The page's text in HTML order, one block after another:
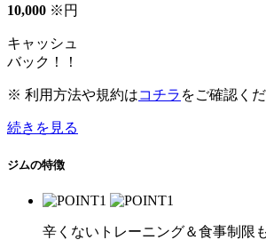
10,000 ※ 円
キャッシュ
バック！！
※ 利用方法や規約はコチラ をご確認く
続きを見る
ジムの特徴
辛くないトレーニング＆食事制限